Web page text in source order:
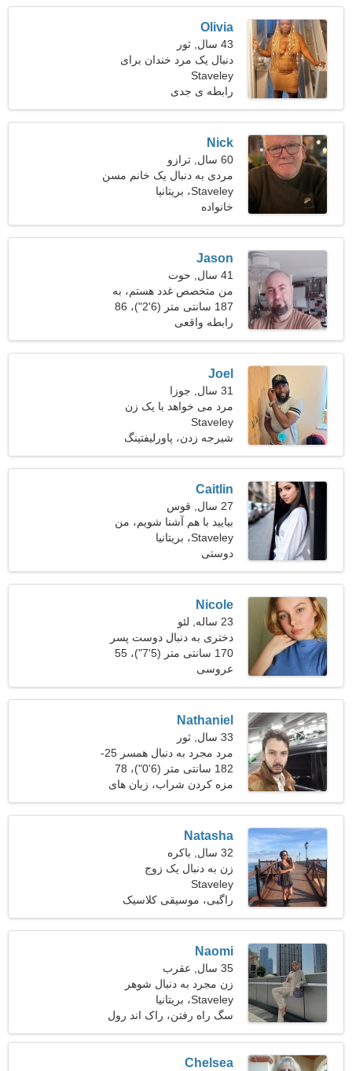
Olivia
43 سال, ثور
دنبال یک مرد خندان برای
تفریح می گردم
Staveley
رابطه ی جدی
Nick
60 سال, ترازو
مردی به دنبال یک خانم مسن
50-56
Staveley، بریتانیا
خانواده
Jason
41 سال, حوت
من متخصص غدد هستم، به
یک خانم مهربان نیاز دارم187 سانتی متر (6'2")، 86
کیلوگرم (189 پوند)
رابطه واقعی
Joel
31 سال, جوزا
مرد می خواهد با یک زن
ملاقات کند
Staveley
شیرجه زدن، پاورلیفتینگ
Caitlin
27 سال, قوس
بیایید با هم آشنا شویم، من
یک زن با مزاج هستم
Staveley، بریتانیا
دوستی
Nicole
23 ساله, لئو
دختری به دنبال دوست پسر
170 سانتی متر (5'7")، 55
کیلوگرم (121 پوند)
عروسی
Nathaniel
33 سال, ثور
مرد مجرد به دنبال همسر 25-
28
182 سانتی متر (6'0")، 78
کیلوگرم (171 پوند)
مزه کردن شراب، زبان های
خارجی
Natasha
32 سال, باکره
زن به دنبال یک زوج
Staveley
راگبی، موسیقی کلاسیک
Naomi
35 سال, عقرب
زن مجرد به دنبال شوهر
Staveley، بریتانیا
سگ راه رفتن، راک اند رول
Chelsea